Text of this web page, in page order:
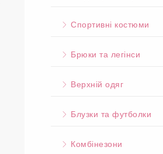
Спортивні костюми
Брюки та легінси
Верхній одяг
Блузки та футболки
Комбінезони